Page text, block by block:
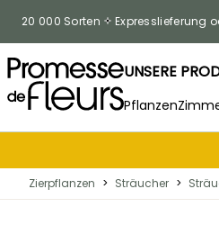
20 000 Sorten Expresslieferung
UNSERE
Pflanzen
Zierpflanzen > Sträucher >